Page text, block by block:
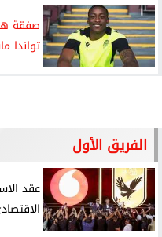
صفقة
تواندا
الفريق الأول
عقد